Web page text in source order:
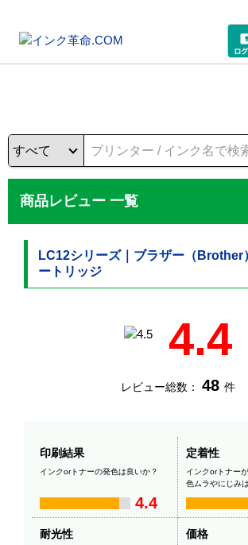
商品レビュー 一覧
LC12シリーズ｜ブラザー（Brother
ートリッジ
4.4
レビュー総数： 48 件
印刷結果
インクorトナーの発色は良いか？
4.4
定着性
インクorトナー
色ムラやにじみ
耐光性 価格